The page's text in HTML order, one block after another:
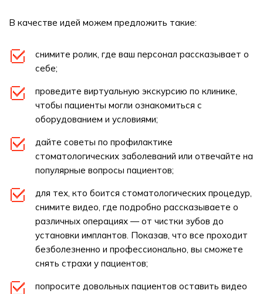
В качестве идей можем предложить такие:
снимите ролик, где ваш персонал рассказывает о
себе;
проведите виртуальную экскурсию по клинике,
чтобы пациенты могли ознакомиться с
оборудованием и условиями;
дайте советы по профилактике
стоматологических заболеваний или отвечайте на
популярные вопросы пациентов;
для тех, кто боится стоматологических процедур,
снимите видео, где подробно рассказываете о
различных операциях — от чистки зубов до
установки имплантов. Показав, что все проходит
безболезненно и профессионально, вы сможете
снять страхи у пациентов;
попросите довольных пациентов оставить видео